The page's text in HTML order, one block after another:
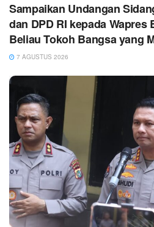
Sampaikan Undangan
dan DPD RI kepada Wapres
Beliau Tokoh Bangsa yang
7 AGUSTUS 2026